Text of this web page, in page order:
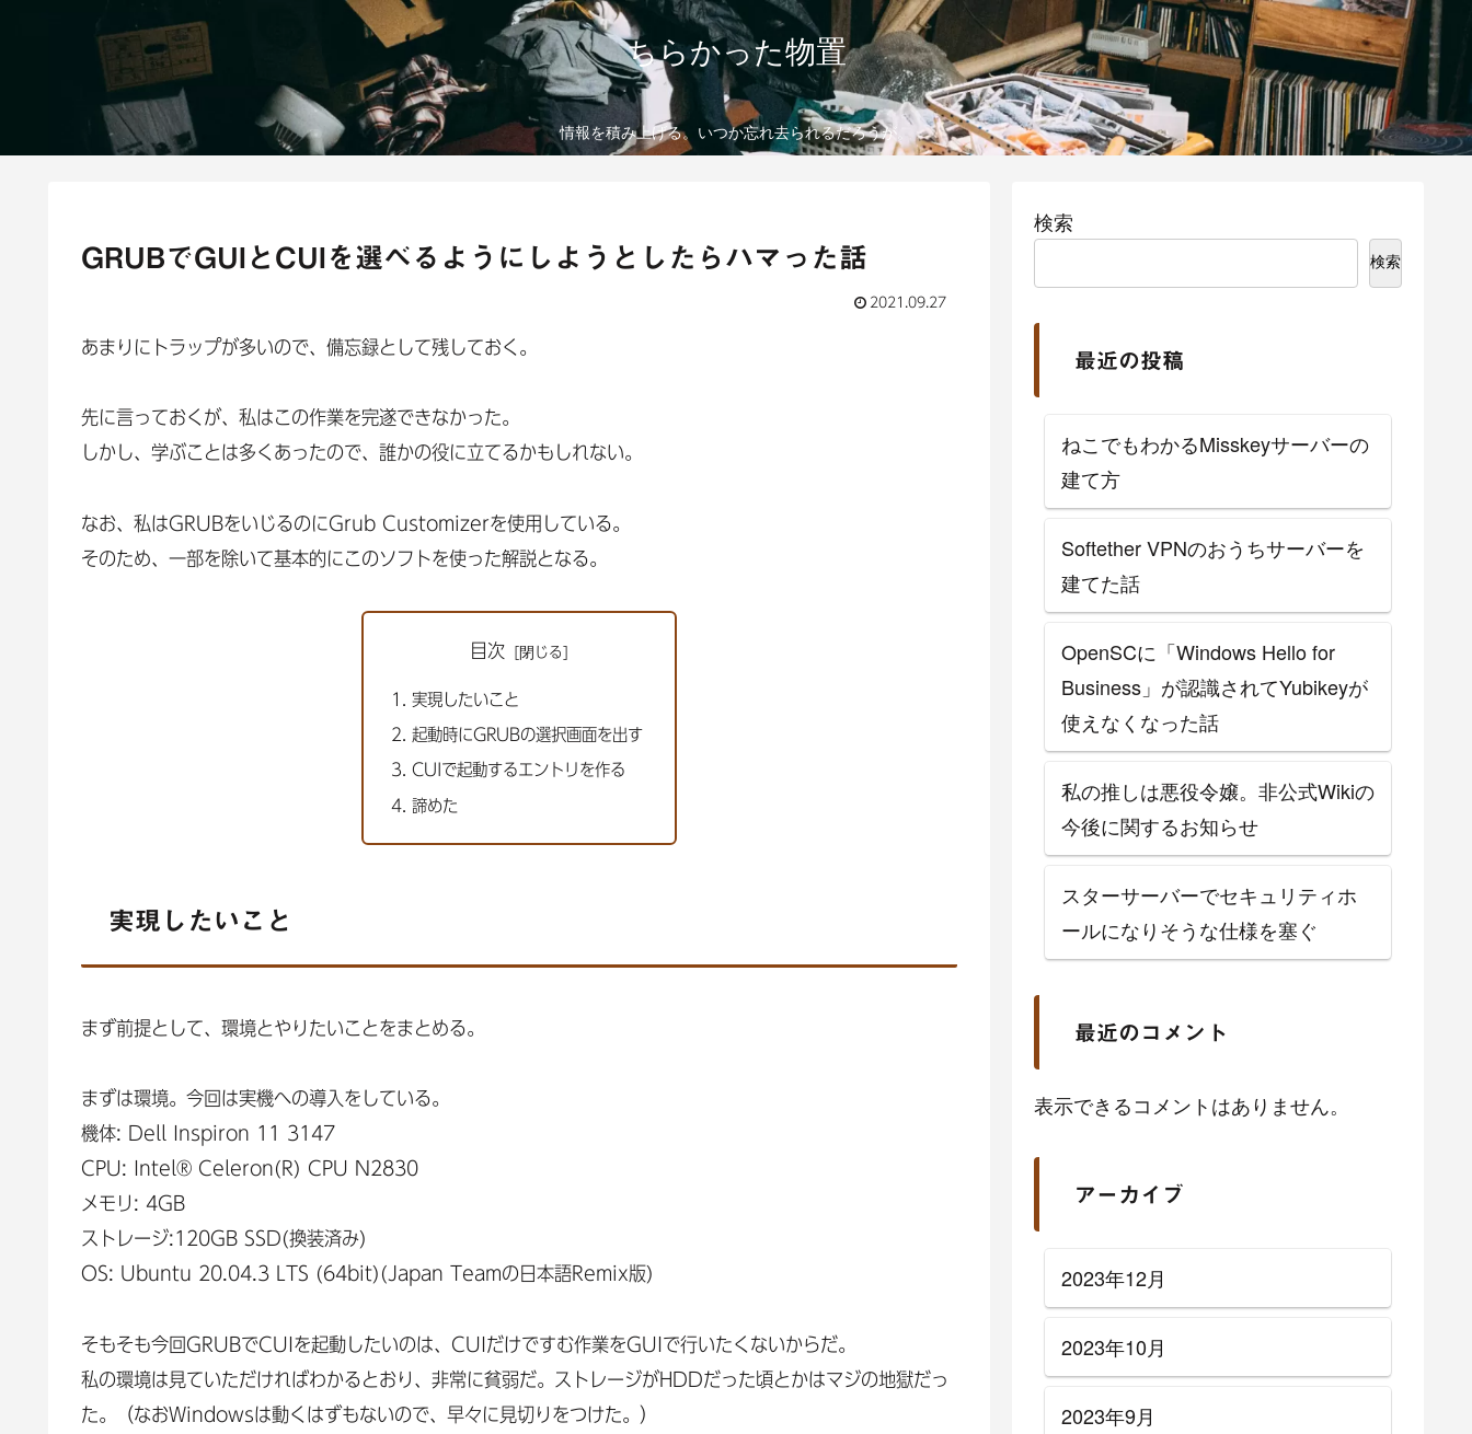
ちらかった物置
情報を積み上げる。いつか忘れ去られるだろうが。
GRUBでGUIとCUIを選べるようにしようとしたらハマった話
2021.09.27
あまりにトラップが多いので、備忘録として残しておく。
先に言っておくが、私はこの作業を完遂できなかった。
しかし、学ぶことは多くあったので、誰かの役に立てるかもしれない。
なお、私はGRUBをいじるのにGrub Customizerを使用している。
そのため、一部を除いて基本的にこのソフトを使った解説となる。
目次
実現したいこと
起動時にGRUBの選択画面を出す
CUIで起動するエントリを作る
諦めた
実現したいこと
まず前提として、環境とやりたいことをまとめる。
まずは環境。今回は実機への導入をしている。
機体: Dell Inspiron 11 3147
CPU: Intel® Celeron(R) CPU N2830
メモリ: 4GB
ストレージ:120GB SSD(換装済み)
OS: Ubuntu 20.04.3 LTS (64bit)(Japan Teamの日本語Remix版)
そもそも今回GRUBでCUIを起動したいのは、CUIだけですむ作業をGUIで行いたくないからだ。
私の環境は見ていただければわかるとおり、非常に貧弱だ。ストレージがHDDだった頃とかはマジの地獄だっ
た。（なおWindowsは動くはずもないので、早々に見切りをつけた。）
検索
検索
最近の投稿
ねこでもわかるMisskeyサーバーの
建て方
Softether VPNのおうちサーバーを
建てた話
OpenSCに「Windows Hello for
Business」が認識されてYubikeyが
使えなくなった話
私の推しは悪役令嬢。非公式Wikiの
今後に関するお知らせ
スターサーバーでセキュリティホ
ールになりそうな仕様を塞ぐ
最近のコメント
表示できるコメントはありません。
アーカイブ
2023年12月
2023年10月
2023年9月